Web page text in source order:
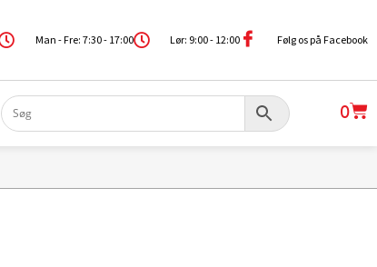
Man - Fre: 7:30 - 17:00 Lør: 9:00 - 12:00 Følg os på Facebook
0